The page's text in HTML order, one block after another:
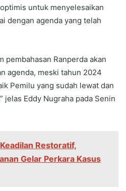
untuk menyelesaikan
dengan agenda yang telah
pembahasan Ranperda akan
agenda, meski tahun 2024
Pemilu yang sudah lewat dan
jelas Eddy Nugraha pada Senin
Restoratif,
Gelar Perkara Kasus